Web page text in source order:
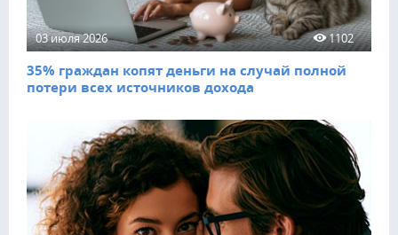
03 июля 2026 1102
35% граждан копят деньги на случай полной
потери всех источников дохода